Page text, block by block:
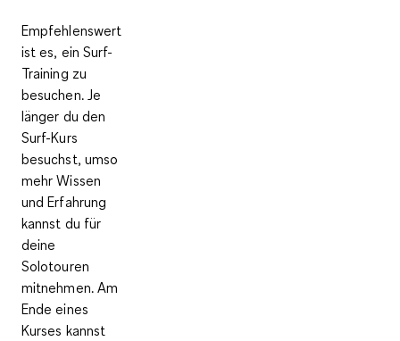
Empfehlenswert
ist es, ein Surf-
Training zu
besuchen. Je
länger du den
Surf-Kurs
besuchst, umso
mehr Wissen
und Erfahrung
kannst du für
deine
Solotouren
mitnehmen. Am
Ende eines
Kurses kannst